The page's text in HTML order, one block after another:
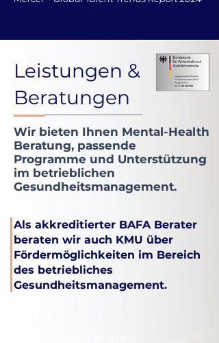
Leistungen &
Beratungen
Wir bieten Ihnen Mental-Health
Beratung, passende
Programme und Unterstützung
im betrieblichen
Gesundheitsmanagement.
Als akkreditierter BAFA Berater
beraten wir auch KMU über
Fördermöglichkeiten im Bereich
des betriebliches
Gesundheitsmanagement.